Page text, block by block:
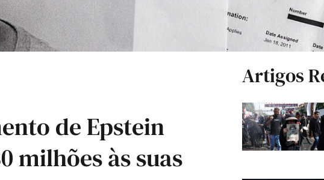
de Epstein
milhões às suas
Artigos